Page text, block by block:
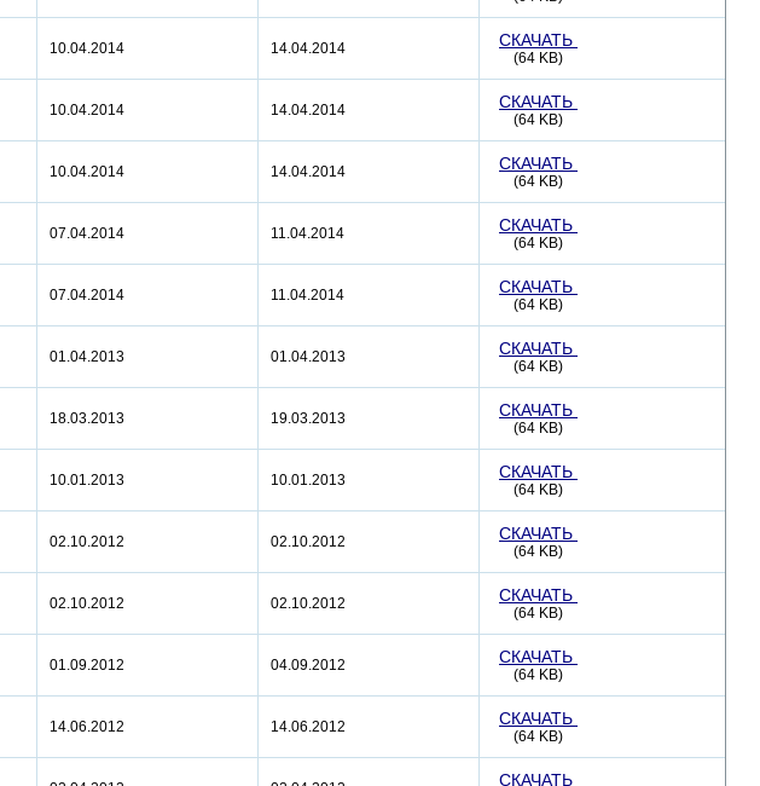
10.04.2014 14.04.2014 СКАЧАТЬ
(64 KB)
10.04.2014 14.04.2014 СКАЧАТЬ
(64 KB)
10.04.2014 14.04.2014 СКАЧАТЬ
(64 KB)
07.04.2014 11.04.2014 СКАЧАТЬ
(64 KB)
07.04.2014 11.04.2014 СКАЧАТЬ
(64 KB)
01.04.2013 01.04.2013 СКАЧАТЬ
(64 KB)
18.03.2013 19.03.2013 СКАЧАТЬ
(64 KB)
10.01.2013 10.01.2013 СКАЧАТЬ
(64 KB)
02.10.2012 02.10.2012 СКАЧАТЬ
(64 KB)
02.10.2012 02.10.2012 СКАЧАТЬ
(64 KB)
01.09.2012 04.09.2012 СКАЧАТЬ
(64 KB)
14.06.2012 14.06.2012 СКАЧАТЬ
(64 KB)
СКАЧАТЬ